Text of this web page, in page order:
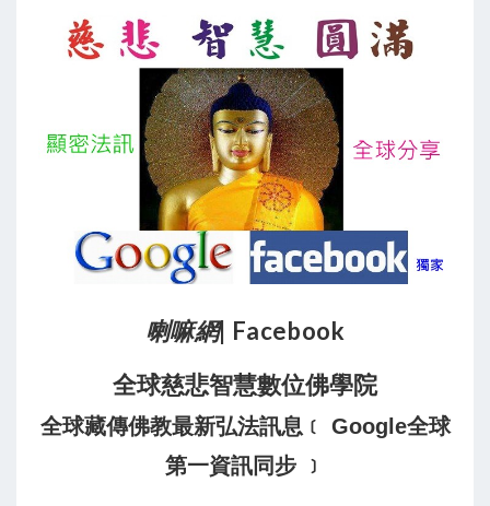
喇嘛網| Facebook
全球慈悲智慧數位佛學院
全球藏傳佛教最新弘法訊息﹝ Google全球
第一資訊同步 ﹞